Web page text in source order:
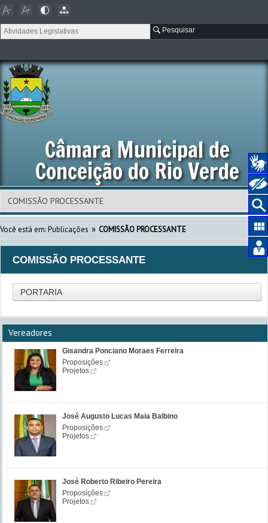
Pesquisar
Câmara Municipal de
Conceição do Rio Verde
Você está em:Publicações » COMISSÃO PROCESSANTE
COMISSÃO PROCESSANTE
PORTARIA
Vereadores
Gisandra Ponciano Moraes Ferreira
Proposições
Projetos
José Augusto Lucas Maia Balbino
Proposições
Projetos
José Roberto Ribeiro Pereira
Proposições
Projetos